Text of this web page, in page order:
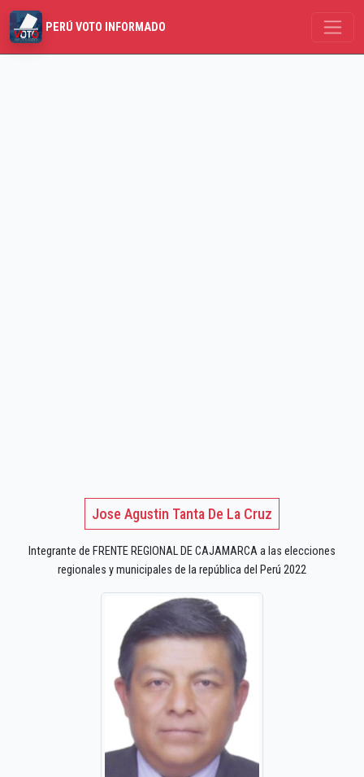
PERÚ VOTO INFORMADO
Jose Agustin Tanta De La Cruz
Integrante de FRENTE REGIONAL DE CAJAMARCA a las elecciones
regionales y municipales de la república del Perú 2022